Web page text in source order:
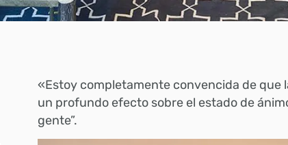
«Estoy completamente convencida de que
un profundo efecto sobre el estado de
gente”.